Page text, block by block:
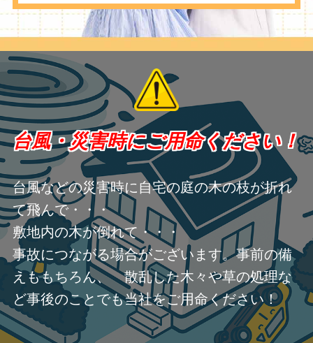
台風・災害時にご用命ください！
台風などの災害時に自宅の庭の木の枝が折れ
て飛んで・・・
敷地内の木が倒れて・・・
事故につながる場合がございます。事前の備
えももちろん、 散乱した木々や草の処理な
ど事後のことでも当社をご用命ください！